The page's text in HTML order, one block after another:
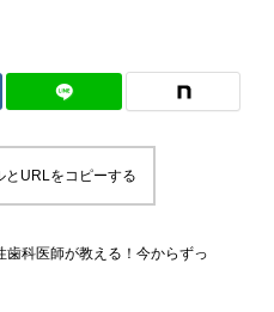
とURLをコピーする
科医師が教える！今からずっ